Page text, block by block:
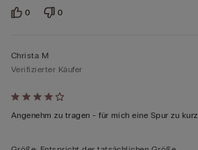
0 0
Mit
4
Christa M
Verifizierter Käufer
Angenehm zu tragen - für mich eine Spur zu kurz